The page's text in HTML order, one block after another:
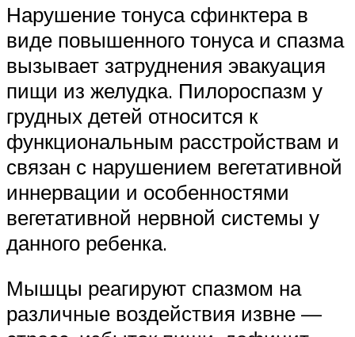
Нарушение тонуса сфинктера в
виде повышенного тонуса и спазма
вызывает затруднения эвакуация
пищи из желудка. Пилороспазм у
грудных детей относится к
функциональным расстройствам и
связан с нарушением вегетативной
иннервации и особенностями
вегетативной нервной системы у
данного ребенка.
Мышцы реагируют спазмом на
различные воздействия извне —